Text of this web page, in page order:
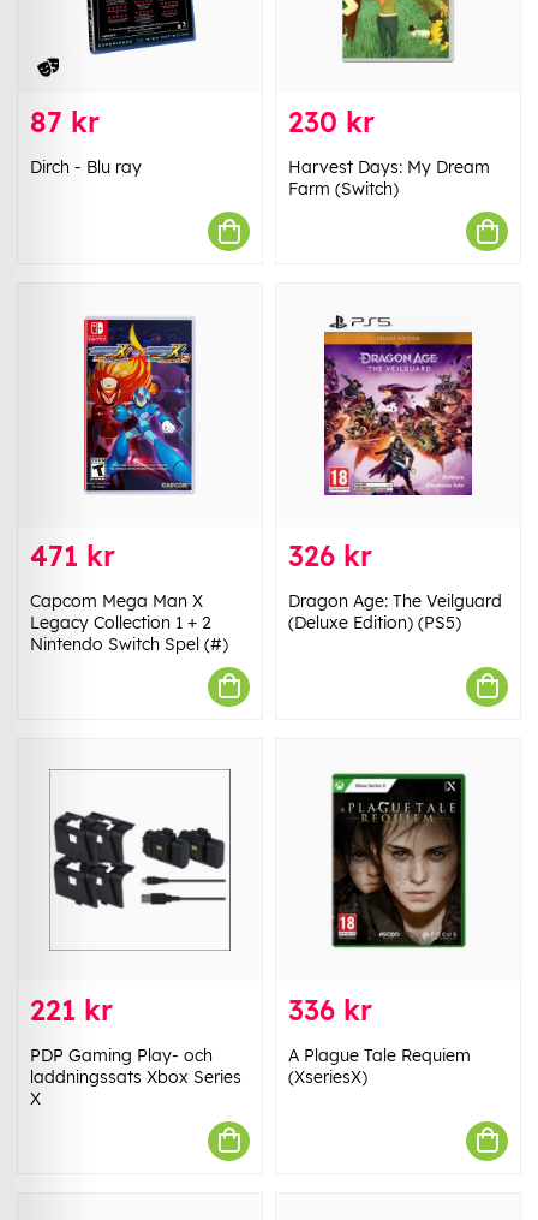
87 kr
Dirch - Blu ray
230 kr
Harvest Days: My Dream
Farm (Switch)
471 kr
Capcom Mega Man X
Legacy Collection 1 + 2
Nintendo Switch Spel (#)
326 kr
Dragon Age: The Veilguard
(Deluxe Edition) (PS5)
221 kr
PDP Gaming Play- och
laddningssats Xbox Series
X
336 kr
A Plague Tale Requiem
(XseriesX)